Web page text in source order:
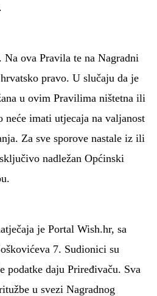
Na ova Pravila te na Nagradni
pravo. U slučaju da je
u ovim Pravilima ništetna ili
neće imati utjecaja na valjanost
Za sve sporove nastale iz ili
nadležan Općinski
je Portal Wish.hr, sa
7. Sudionici su
podatke daju Priređivaču. Sva
u svezi Nagradnog